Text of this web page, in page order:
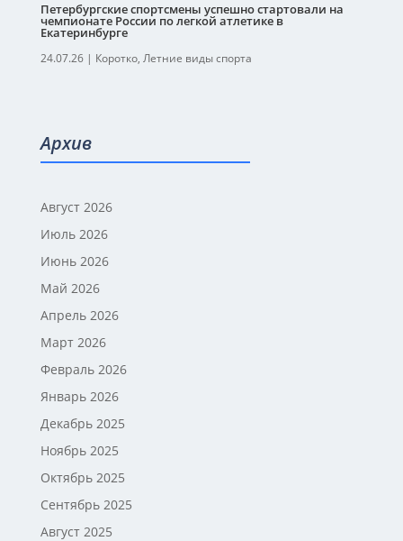
Петербургские спортсмены успешно стартовали на
чемпионате России по легкой атлетике в
Екатеринбурге
24.07.26| Коротко, Летние виды спорта
Архив
Август 2026
Июль 2026
Июнь 2026
Май 2026
Апрель 2026
Март 2026
Февраль 2026
Январь 2026
Декабрь 2025
Ноябрь 2025
Октябрь 2025
Сентябрь 2025
Август 2025